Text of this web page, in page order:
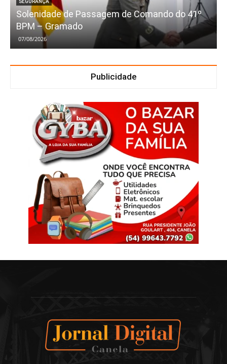
SEGURANÇA
Solenidade de Passagem de Comando do 41º
BPM – Gramado
07/08/2026
Publicidade